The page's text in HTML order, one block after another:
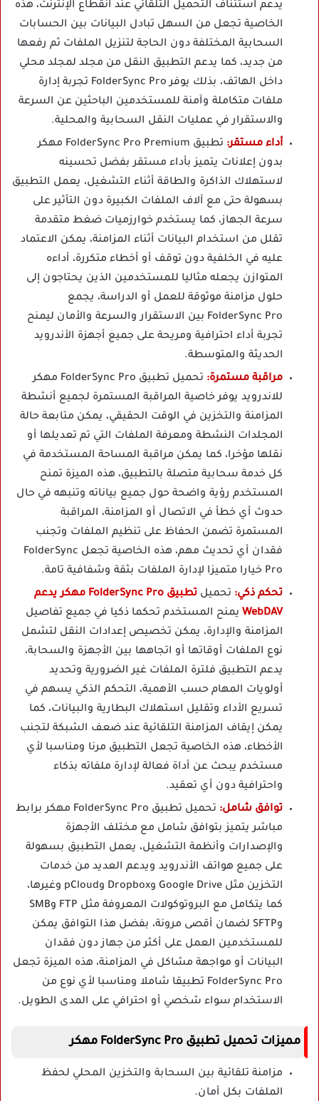
يدعم استئناف التحميل التلقائي عند انقطاع الإنترنت، هذه
الخاصية تجعل من السهل تبادل البيانات بين الحسابات
السحابية المختلفة دون الحاجة لتنزيل الملفات ثم رفعها
من جديد، كما يدعم التطبيق النقل من مجلد لمجلد محلي
داخل الهاتف، بذلك يوفر FolderSync Pro تجربة إدارة
ملفات متكاملة وآمنة للمستخدمين الباحثين عن السرعة
والاستقرار في عمليات النقل السحابية والمحلية.
أداء مستقر:
تطبيق FolderSync Pro Premium مهكر
بدون إعلانات يتميز بأداء مستقر بفضل تحسينه
لاستهلاك الذاكرة والطاقة أثناء التشغيل، يعمل التطبيق
بسهولة حتى مع آلاف الملفات الكبيرة دون التأثير على
سرعة الجهاز، كما يستخدم خوارزميات ضغط متقدمة
تقلل من استخدام البيانات أثناء المزامنة، يمكن الاعتماد
عليه في الخلفية دون توقف أو أخطاء متكررة، أداءه
المتوازن يجعله مثاليا للمستخدمين الذين يحتاجون إلى
حلول مزامنة موثوقة للعمل أو الدراسة، يجمع
FolderSync Pro بين الاستقرار والسرعة والأمان ليمنح
تجربة أداء احترافية ومريحة على جميع أجهزة الأندرويد
الحديثة والمتوسطة.
مراقبة مستمرة:
تحميل تطبيق FolderSync Pro مهكر
للاندرويد يوفر خاصية المراقبة المستمرة لجميع أنشطة
المزامنة والتخزين في الوقت الحقيقي، يمكن متابعة حالة
المجلدات النشطة ومعرفة الملفات التي تم تعديلها أو
نقلها مؤخرا، كما يمكن مراقبة المساحة المستخدمة في
كل خدمة سحابية متصلة بالتطبيق، هذه الميزة تمنح
المستخدم رؤية واضحة حول جميع بياناته وتنبهه في حال
حدوث أي خطأ في الاتصال أو المزامنة، المراقبة
المستمرة تضمن الحفاظ على تنظيم الملفات وتجنب
فقدان أي تحديث مهم، هذه الخاصية تجعل FolderSync
Pro خيارا متميزا لإدارة الملفات بثقة وشفافية تامة.
تحكم ذكي: تحميل
تطبيق FolderSync Pro مهكر يدعم
WebDAV يمنح المستخدم تحكما ذكيا في جميع تفاصيل
المزامنة والإدارة، يمكن تخصيص إعدادات النقل لتشمل
نوع الملفات أوقاتها أو اتجاهها بين الأجهزة والسحابة،
يدعم التطبيق فلترة الملفات غير الضرورية وتحديد
أولويات المهام حسب الأهمية، التحكم الذكي يسهم في
تسريع الأداء وتقليل استهلاك البطارية والبيانات، كما
يمكن إيقاف المزامنة التلقائية عند ضعف الشبكة لتجنب
الأخطاء، هذه الخاصية تجعل التطبيق مرنا ومناسبا لأي
مستخدم يبحث عن أداة فعالة لإدارة ملفاته بذكاء
واحترافية دون أي تعقيد.
توافق شامل:
تحميل تطبيق FolderSync Pro مهكر برابط
مباشر يتميز بتوافق شامل مع مختلف الأجهزة
والإصدارات وأنظمة التشغيل، يعمل التطبيق بسهولة
على جميع هواتف الأندرويد ويدعم العديد من خدمات
التخزين مثل Google Drive وDropbox وpCloud وغيرها،
كما يتكامل مع البروتوكولات المعروفة مثل FTP وSMB
وSFTP لضمان أقصى مرونة، بفضل هذا التوافق يمكن
للمستخدمين العمل على أكثر من جهاز دون فقدان
البيانات أو مواجهة مشاكل في المزامنة، هذه الميزة تجعل
FolderSync Pro تطبيقا شاملا ومناسبا لأي نوع من
الاستخدام سواء شخصي أو احترافي على المدى الطويل.
مميزات تحميل تطبيق FolderSync Pro مهكر
مزامنة تلقائية بين السحابة والتخزين المحلي لحفظ
الملفات بكل أمان.